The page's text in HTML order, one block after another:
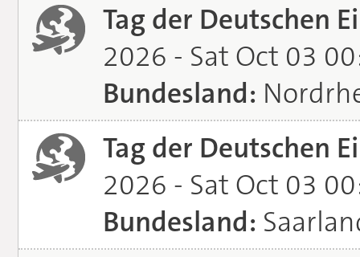
Tag der Deutschen
2026 - Sat Oct 03
Bundesland:
Tag der Deutschen
2026 - Sat Oct 03
Bundesland: